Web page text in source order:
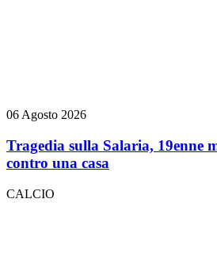
06 Agosto 2026
Tragedia sulla Salaria, 19enne
contro una casa
CALCIO